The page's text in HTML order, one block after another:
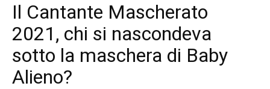
Il Cantante Mascherato
2021, chi si nascondeva
sotto la maschera di Baby
Alieno?